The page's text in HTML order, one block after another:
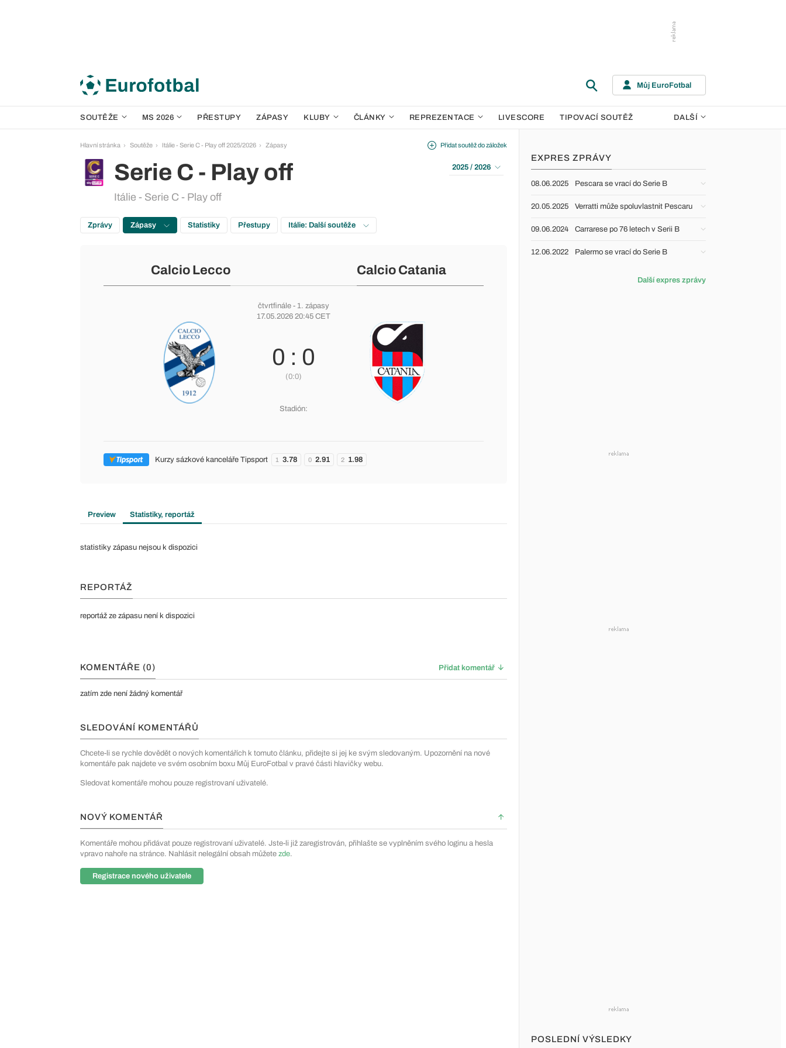
Můj EuroFotbal
SOUTĚŽE MS 2026 PŘESTUPY ZÁPASY KLUBY ČLÁNKY REPREZENTACE LIVESCORE TIPOVACÍ SOUTĚŽ DALŠÍ
Hlavní stránka Soutěže Itálie - Serie C - Play off 2025/2026 Zápasy
Serie C - Play off
Itálie - Serie C - Play off
Přidat soutěž do záložek
2025 / 2026
Zprávy Zápasy Statistiky Přestupy Itálie: Další soutěže
Calcio Lecco Calcio Catania
čtvrtfinále - 1. zápasy
17.05.2026 20:45 CET
0 : 0
(0:0)
Stadión:
Kurzy sázkové kanceláře Tipsport 1 3.78 0 2.91 2 1.98
Preview Statistiky, reportáž
statistiky zápasu nejsou k dispozici
REPORTÁŽ
reportáž ze zápasu není k dispozici
KOMENTÁŘE (0) Přidat komentář
zatím zde není žádný komentář
SLEDOVÁNÍ KOMENTÁŘŮ
Chcete-li se rychle dovědět o nových komentářích k tomuto článku, přidejte si jej ke svým sledovaným. Upozornění na nové
komentáře pak najdete ve svém osobním boxu Můj EuroFotbal v pravé části hlavičky webu.
Sledovat komentáře mohou pouze registrovaní uživatelé.
NOVÝ KOMENTÁŘ
Komentáře mohou přidávat pouze registrovaní uživatelé. Jste-li již zaregistrován, přihlašte se vyplněním svého loginu a hesla
vpravo nahoře na stránce. Nahlásit nelegální obsah můžete zde.
Registrace nového uživatele
EXPRES ZPRÁVY
08.06.2025 Pescara se vrací do Serie B
20.05.2025 Verratti může spoluvlastnit Pescaru
09.06.2024 Carrarese po 76 letech v Serii B
12.06.2022 Palermo se vrací do Serie B
Další expres zprávy
POSLEDNÍ VÝSLEDKY